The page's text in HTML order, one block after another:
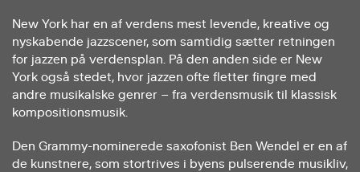
New York har en af verdens mest levende, kreative og
nyskabende jazzscener, som samtidig sætter retningen
for jazzen på verdensplan. På den anden side er New
York også stedet, hvor jazzen ofte fletter fingre med
andre musikalske genrer – fra verdensmusik til klassisk
kompositionsmusik.
Den Grammy-nominerede saxofonist Ben Wendel er en af
de kunstnere, som stortrives i byens pulserende musikliv,